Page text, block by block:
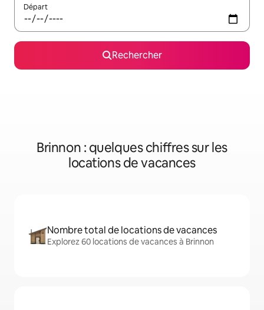
Départ
Rechercher
Brinnon : quelques chiffres sur les
locations de vacances
Nombre total de locations de vacances
Explorez 60 locations de vacances à Brinnon